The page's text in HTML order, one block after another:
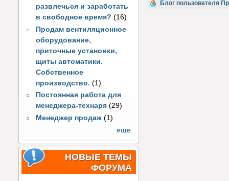
развлечься и заработать
в свободное время? (16)
Продам вентиляционное
оборудование,
приточные установки,
щиты автоматики.
Собственное
производство. (1)
Постоянная работа для
менеджера-технаря (29)
Менеджер продаж (1)
еще
НОВЫЕ ТЕМЫ
ФОРУМА
Голос за!
Блог пользователя